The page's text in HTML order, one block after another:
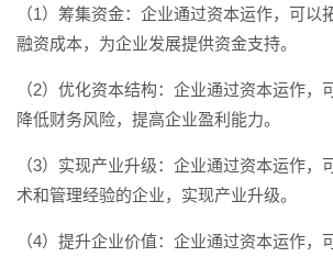
（1）筹集资金：企业通过资本运作，可以
融资成本，为企业发展提供资金支持。
（2）优化资本结构：企业通过资本运作，
降低财务风险，提高企业盈利能力。
（3）实现产业升级：企业通过资本运作，
术和管理经验的企业，实现产业升级。
（4）提升企业价值：企业通过资本运作，